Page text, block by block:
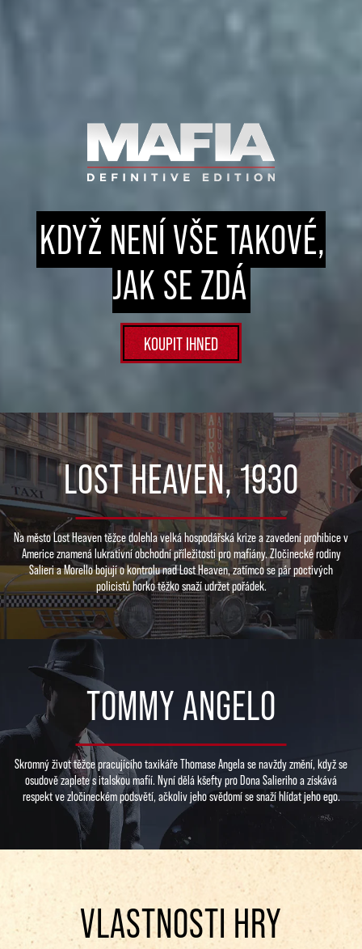
KDYŽ NENÍ VŠE TAKOVÉ,
JAK SE ZDÁ
KOUPIT IHNED
LOST HEAVEN, 1930
Na město Lost Heaven těžce dolehla velká hospodářská krize a zavedení prohibice v
Americe znamená lukrativní obchodní příležitosti pro mafiány. Zločinecké rodiny
Salieri a Morello bojují o kontrolu nad Lost Heaven, zatímco se pár poctivých
policistů horko těžko snaží udržet pořádek.
TOMMY ANGELO
Skromný život těžce pracujícího taxikáře Thomase Angela se navždy změní, když se
osudově zaplete s italskou mafií. Nyní dělá kšefty pro Dona Salieriho a získává
respekt ve zločineckém podsvětí, ačkoliv jeho svědomí se snaží hlídat jeho ego.
VLASTNOSTI HRY